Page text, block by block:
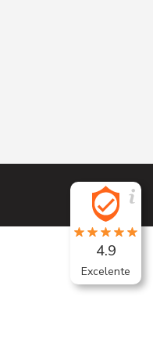
4.9
Excelente